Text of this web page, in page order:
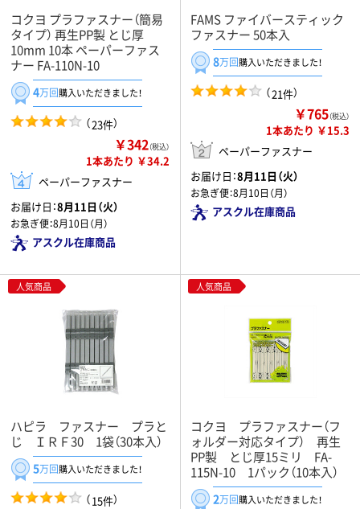
コクヨ プラファスナー（簡易
タイプ） 再生PP製 とじ厚
10mm 10本 ペーパーファス
ナー FA-110N-10
4万回購入いただきました！
（23件）
￥342（税込）
1本あたり ￥34.2
ペーパーファスナー
お届け日：8月11日（火）
お急ぎ便：8月10日（月）
アスクル在庫商品
FAMS ファイバースティック
ファスナー 50本入
8万回購入いただきました！
（21件）
￥765（税込）
1本あたり ￥15.3
ペーパーファスナー
お届け日：8月11日（火）
お急ぎ便：8月10日（月）
アスクル在庫商品
人気商品
ハピラ ファスナー プラと
じ ＩＲＦ30 1袋（30本入）
5万回購入いただきました！
（15件）
人気商品
コクヨ プラファスナー（フ
ォルダー対応タイプ） 再生
PP製 とじ厚15ミリ FA-
115N-10 1パック（10本入）
2万回購入いただきました！